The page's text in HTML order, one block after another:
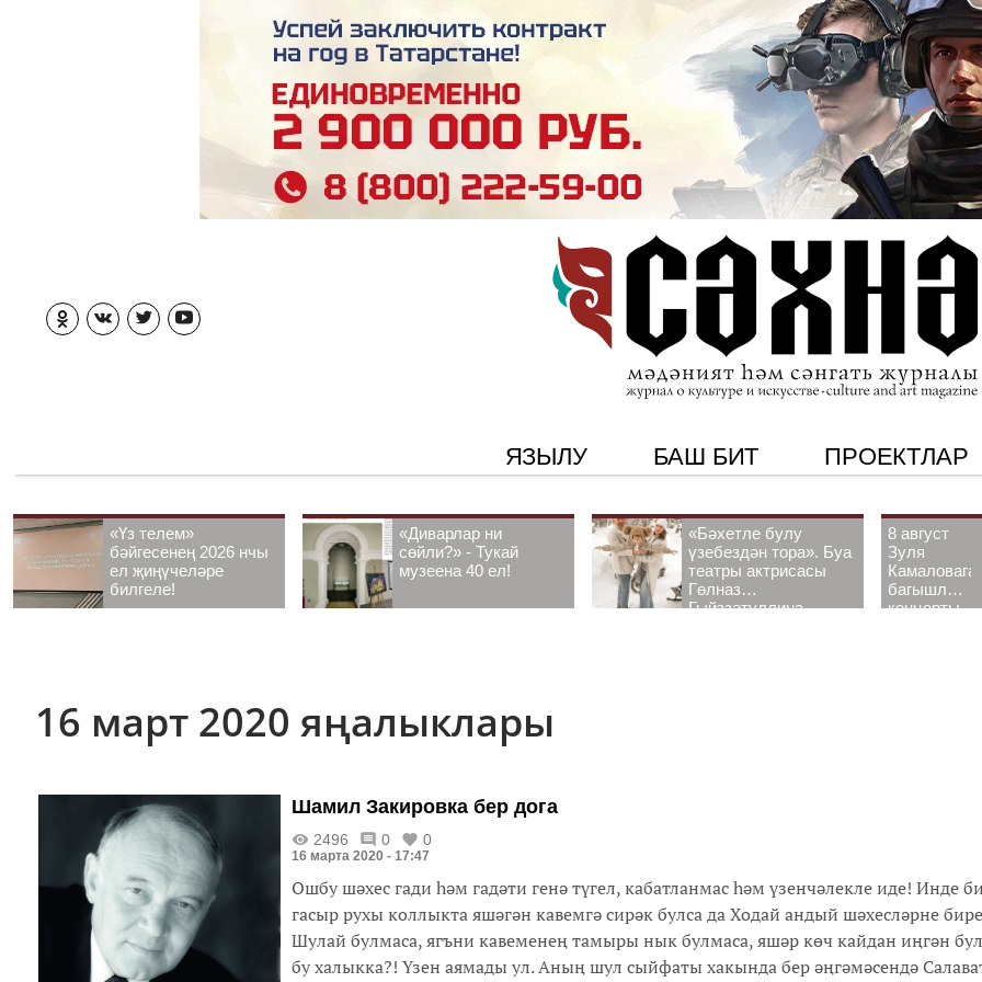
ЯЗЫЛУ БАШ БИТ ПРОЕКТЛАР
«Үз телем»
бәйгесенең 2026 нчы
ел җиңүчеләре
билгеле!
«Диварлар ни
сөйли?» - Тукай
музеена 40 ел!
«Бәхетле булу
үзебездән тора». Буа
театры актрисасы
Гөлназ
Гыйззәтуллина-
8 август
Зуля
Камаловага
багышлау
концерты
16 март 2020 яңалыклары
Шамил Закировка бер дога
2496 0 0
16 марта 2020 - 17:47
Ошбу шәхес гади һәм гадәти генә түгел, кабатланмас һәм үзенчәлекле иде! Инде
гасыр рухы коллыкта яшәгән кавемгә сирәк булса да Ходай андый шәхесләрне
Шулай булмаса, ягъни кавеменең тамыры нык булмаса, яшәр көч кайдан иңгән
бу халыкка?! Үзен аямады ул. Аның шул сыйфаты хакында бер әңгәмәсендә